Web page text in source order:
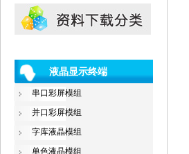
液晶显示终端
串口彩屏模组
并口彩屏模组
字库液晶模组
单色液晶模组